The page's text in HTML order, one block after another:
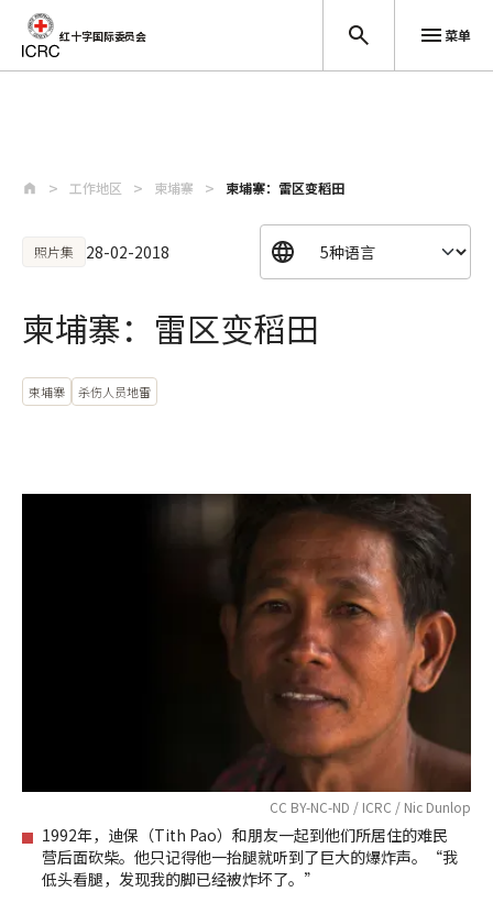
红十字国际委员会 菜单
工作地区 柬埔寨 柬埔寨：雷区变稻田
照片集 28-02-2018
柬埔寨：雷区变稻田
柬埔寨 杀伤人员地雷
CC BY-NC-ND / ICRC / Nic Dunlop
1992年，迪保（Tith Pao）和朋友一起到他们所居住的难民
营后面砍柴。他只记得他一抬腿就听到了巨大的爆炸声。“我
低头看腿，发现我的脚已经被炸坏了。”